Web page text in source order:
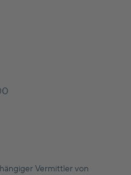
Vermittler von